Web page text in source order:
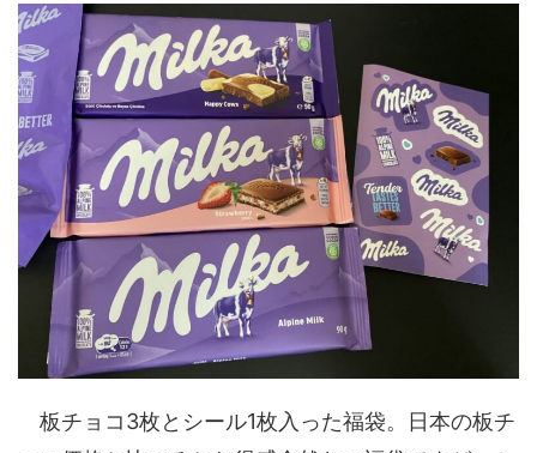
板チョコ3枚とシール1枚入った福袋。日本の板チ